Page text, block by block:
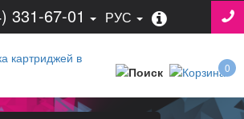
331-67-01 РУС
0